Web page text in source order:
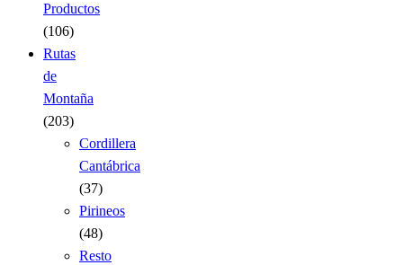
Productos
(106)
Rutas
de
Montaña
(203)
Cordillera
Cantábrica
(37)
Pirineos
(48)
Resto